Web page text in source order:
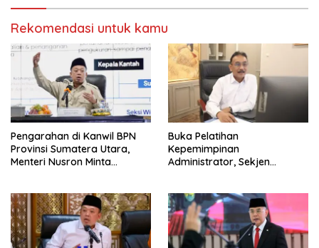
Rekomendasi untuk kamu
Pengarahan di Kanwil BPN
Provinsi Sumatera Utara,
Menteri Nusron Minta
Masyarakat
Buka Pelatihan
Kepemimpinan
Administrator, Sekjen
Hasilkan Kerja Berdampak
bagi Masyarakat